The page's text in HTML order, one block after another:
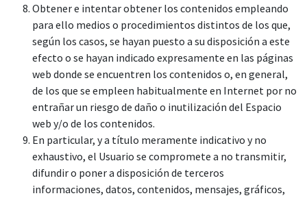
Obtener e intentar obtener los contenidos empleando
para ello medios o procedimientos distintos de los que,
según los casos, se hayan puesto a su disposición a este
efecto o se hayan indicado expresamente en las páginas
web donde se encuentren los contenidos o, en general,
de los que se empleen habitualmente en Internet por no
entrañar un riesgo de daño o inutilización del Espacio
web y/o de los contenidos.
En particular, y a título meramente indicativo y no
exhaustivo, el Usuario se compromete a no transmitir,
difundir o poner a disposición de terceros
informaciones, datos, contenidos, mensajes, gráficos,